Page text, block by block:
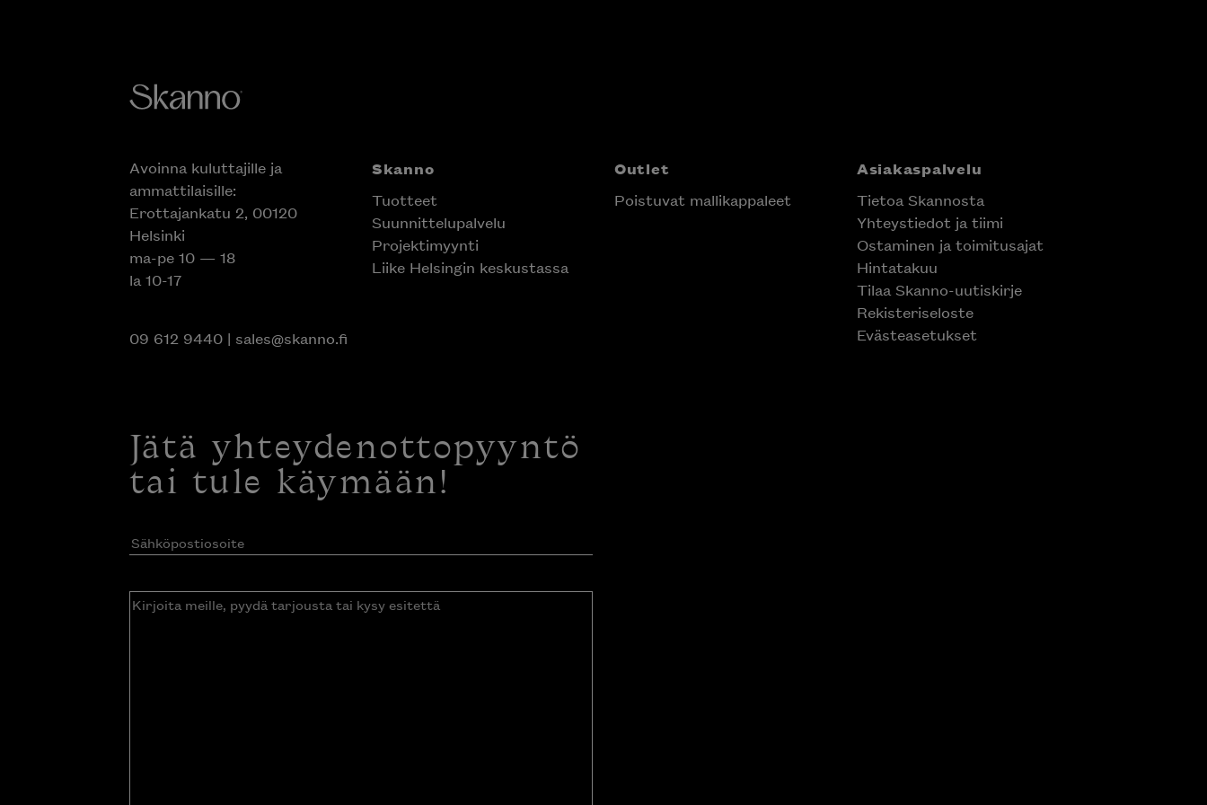
Avoinna kuluttajille ja
ammattilaisille:
Erottajankatu 2, 00120
Helsinki
ma-pe 10 — 18
la 10-17
09 612 9440| sales@skanno.fi
Skanno
Tuotteet
Suunnittelupalvelu
Projektimyynti
Liike Helsingin keskustassa
Outlet
Poistuvat mallikappaleet
Asiakaspalvelu
Tietoa Skannosta
Yhteystiedot ja tiimi
Ostaminen ja toimitusajat
Hintatakuu
Tilaa Skanno-uutiskirje
Rekisteriseloste
Evästeasetukset
Jätä yhteydenottopyyntö
tai tule käymään!
Sähköpostiosoite(Pakollinen)
Kirjoita